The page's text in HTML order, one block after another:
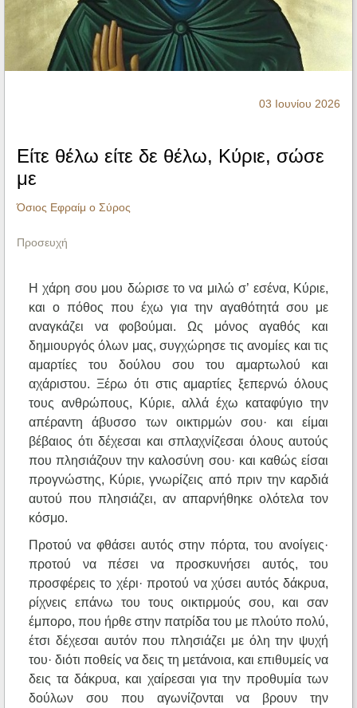
Ηχητικά
03 Ιουνίου 2026
Είτε θέλω είτε δε θέλω, Κύριε, σώσε
με
Όσιος Εφραίμ ο Σύρος
Προσευχή
Η χάρη σου μου δώρισε το να μιλώ σ’ εσένα, Κύριε,
και ο πόθος που έχω για την αγαθότητά σου με
αναγκάζει να φοβούμαι. Ως μόνος αγαθός και
δημιουργός όλων μας, συγχώρησε τις ανομίες και τις
αμαρτίες του δούλου σου του αμαρτωλού και
αχάριστου. Ξέρω ότι στις αμαρτίες ξεπερνώ όλους
τους ανθρώπους, Κύριε, αλλά έχω καταφύγιο την
απέραντη άβυσσο των οικτιρμών σου· και είμαι
βέβαιος ότι δέχεσαι και σπλαχνίζεσαι όλους αυτούς
που πλησιάζουν την καλοσύνη σου· και καθώς είσαι
προγνώστης, Κύριε, γνωρίζεις από πριν την καρδιά
αυτού που πλησιάζει, αν απαρνήθηκε ολότελα τον
κόσμο.
Προτού να φθάσει αυτός στην πόρτα, του ανοίγεις·
προτού να πέσει να προσκυνήσει αυτός, του
προσφέρεις το χέρι· προτού να χύσει αυτός δάκρυα,
ρίχνεις επάνω του τους οικτιρμούς σου, και σαν
έμπορο, που ήρθε στην πατρίδα του με πλούτο πολύ,
έτσι δέχεσαι αυτόν που πλησιάζει με όλη την ψυχή
του· διότι ποθείς να δεις τη μετάνοια, και επιθυμείς να
δεις τα δάκρυα, και χαίρεσαι για την προθυμία των
δούλων σου που αγωνίζονται να βρουν την